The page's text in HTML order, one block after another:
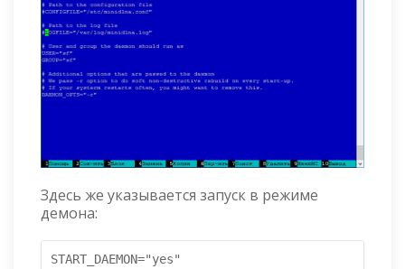
Здесь же указывается запуск в режиме
демона:
START_DAEMON="yes"